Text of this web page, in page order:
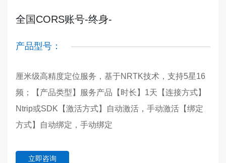
全国CORS账号-终身-
产品型号：
厘米级高精度定位服务，基于NRTK技术，支持5星16
频；【产品类型】服务产品【时长】1天【连接方式】
Ntrip或SDK【激活方式】自动激活，手动激活【绑定
方式】自动绑定，手动绑定
立即咨询